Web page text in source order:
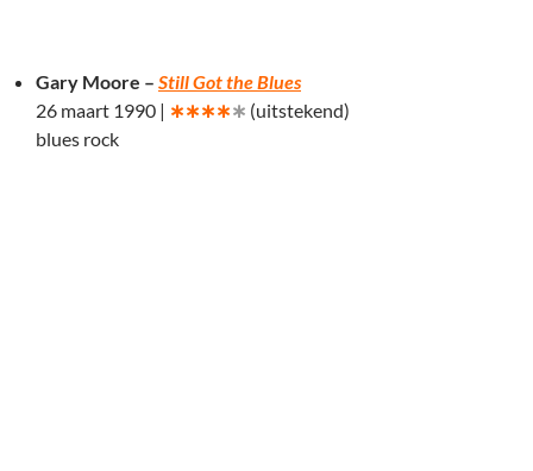
Gary Moore – Still Got the Blues
26 maart 1990 | ∗∗∗∗∗ (uitstekend)
blues rock